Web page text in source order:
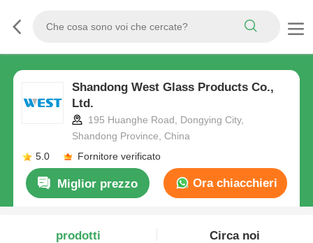
Shandong West Glass Products Co.,
Ltd.
195 Huanghe Road, Dongying City,
Shandong Province, China
5.0
Fornitore verificato
Miglior prezzo Ora chiacchieri
prodotti Circa noi